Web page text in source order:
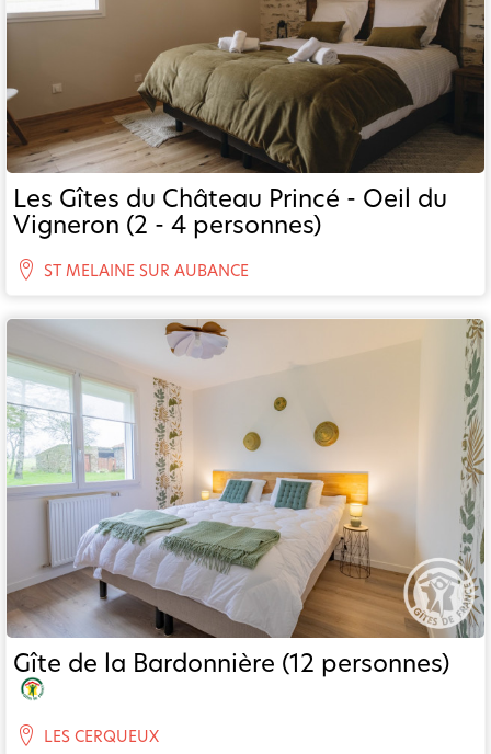
Les Gîtes du Château Princé - Oeil du
Vigneron (2 - 4 personnes)
ST MELAINE SUR AUBANCE
Gîte de la Bardonnière (12 personnes)
LES CERQUEUX